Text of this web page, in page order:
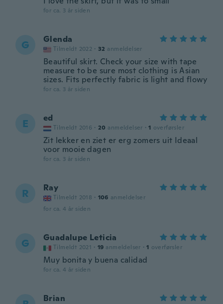
for ca. 3 år siden
G Glenda
Tilmeldt 2022 · 32 anmeldelser
Beautiful skirt. Check your size with tape
measure to be sure most clothing is Asian
sizes. Fits perfectly fabric is light and flowy
for ca. 3 år siden
E ed
Tilmeldt 2016 · 20 anmeldelser · 1 overførsler
Zit lekker en ziet er erg zomers uit Ideaal
voor mooie dagen
for ca. 3 år siden
R Ray
Tilmeldt 2018 · 106 anmeldelser
for ca. 4 år siden
G Guadalupe Leticia
Tilmeldt 2021 · 19 anmeldelser · 1 overførsler
Muy bonita y buena calidad
for ca. 4 år siden
Brian